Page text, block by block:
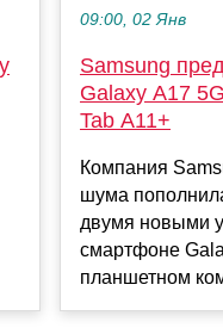
09:00, 02 Янв
Samsung
Galaxy A17
Tab A11+
Компания
шума
двумя новыми
смартфоне
планшетном